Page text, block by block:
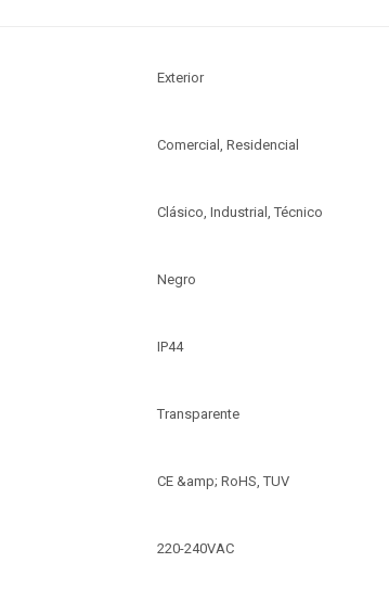
Exterior
Comercial, Residencial
Clásico, Industrial, Técnico
Negro
IP44
Transparente
CE &amp; RoHS, TUV
220-240VAC